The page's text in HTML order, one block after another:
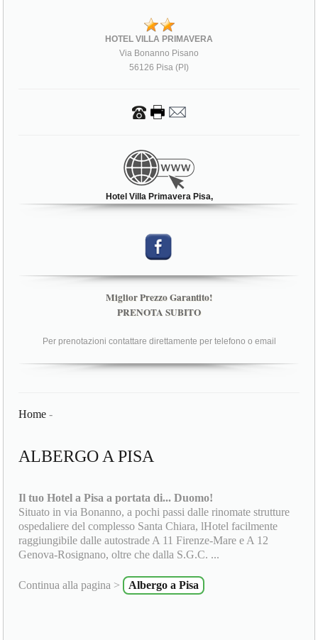
HOTEL VILLA PRIMAVERA
Via Bonanno Pisano
56126 Pisa (PI)
Hotel Villa Primavera Pisa,
Miglior Prezzo Garantito!
PRENOTA SUBITO
Per prenotazioni contattare direttamente per telefono o email
Home -
ALBERGO A PISA
Il tuo Hotel a Pisa a portata di... Duomo!
Situato in via Bonanno, a pochi passi dalle rinomate strutture
ospedaliere del complesso Santa Chiara, lHotel facilmente
raggiungibile dalle autostrade A 11 Firenze-Mare e A 12
Genova-Rosignano, oltre che dalla S.G.C. ...
Continua alla pagina > Albergo a Pisa